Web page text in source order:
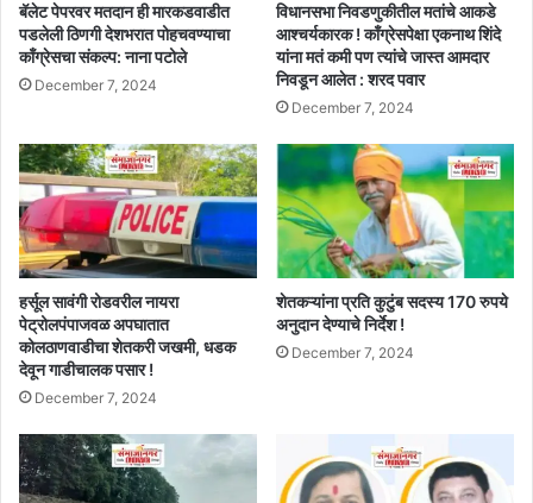
बॅलेट पेपरवर मतदान ही मारकडवाडीत
पडलेली ठिणगी देशभरात पोहचवण्याचा
काँग्रेसचा संकल्प: नाना पटोले
December 7, 2024
विधानसभा निवडणुकीतील मतांचे आकडे
आश्चर्यकारक ! काँग्रेसपेक्षा एकनाथ शिंदे
यांना मतं कमी पण त्यांचे जास्त आमदार
निवडून आलेत : शरद पवार
December 7, 2024
हर्सूल सावंगी रोडवरील नायरा
पेट्रोलपंपाजवळ अपघातात
कोलठाणवाडीचा शेतकरी जखमी, धडक
देवून गाडीचालक पसार !
December 7, 2024
शेतकऱ्यांना प्रति कुटुंब सदस्य 170 रुपये
अनुदान देण्याचे निर्देश !
December 7, 2024